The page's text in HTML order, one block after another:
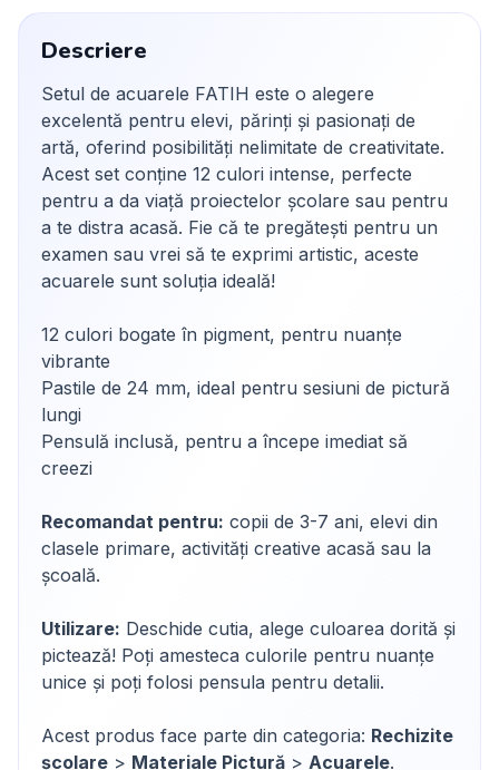
Descriere
Setul de acuarele FATIH este o alegere
excelentă pentru elevi, părinți și pasionați de
artă, oferind posibilități nelimitate de creativitate.
Acest set conține 12 culori intense, perfecte
pentru a da viață proiectelor școlare sau pentru
a te distra acasă. Fie că te pregătești pentru un
examen sau vrei să te exprimi artistic, aceste
acuarele sunt soluția ideală!
12 culori bogate în pigment, pentru nuanțe
vibrante
Pastile de 24 mm, ideal pentru sesiuni de pictură
lungi
Pensulă inclusă, pentru a începe imediat să
creezi
Recomandat pentru: copii de 3-7 ani, elevi din
clasele primare, activități creative acasă sau la
școală.
Utilizare: Deschide cutia, alege culoarea dorită și
pictează! Poți amesteca culorile pentru nuanțe
unice și poți folosi pensula pentru detalii.
Acest produs face parte din categoria: Rechizite
școlare > Materiale Pictură > Acuarele.